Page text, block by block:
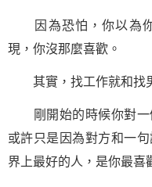
因為恐怕，你以為你
現，你沒那麼喜歡。
其實，找工作就和找
剛開始的時候你對一
或許只是因為對方和一
界上最好的人，是你最喜